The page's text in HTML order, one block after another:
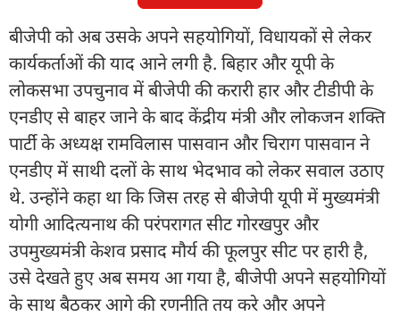
बीजेपी को अब उसके अपने सहयोगियों, विधायकों से लेकर
कार्यकर्ताओं की याद आने लगी है. बिहार और यूपी के
लोकसभा उपचुनाव में बीजेपी की करारी हार और टीडीपी के
एनडीए से बाहर जाने के बाद केंद्रीय मंत्री और लोकजन शक्ति
पार्टी के अध्यक्ष रामविलास पासवान और चिराग पासवान ने
एनडीए में साथी दलों के साथ भेदभाव को लेकर सवाल उठाए
थे. उन्होंने कहा था कि जिस तरह से बीजेपी यूपी में मुख्यमंत्री
योगी आदित्यनाथ की परंपरागत सीट गोरखपुर और
उपमुख्यमंत्री केशव प्रसाद मौर्य की फूलपुर सीट पर हारी है,
उसे देखते हुए अब समय आ गया है, बीजेपी अपने सहयोगियों
के साथ बैठकर आगे की रणनीति तय करे और अपने